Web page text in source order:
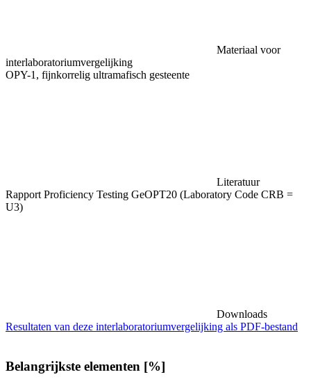
Materiaal voor
interlaboratoriumvergelijking
OPY-1, fijnkorrelig ultramafisch gesteente
Literatuur
Rapport Proficiency Testing GeOPT20 (Laboratory Code CRB =
U3)
Downloads
Resultaten van deze interlaboratoriumvergelijking als PDF-bestand
Belangrijkste elementen [%]